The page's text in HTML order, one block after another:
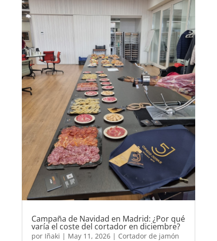
Campaña de Navidad en Madrid: ¿Por qué
varía el coste del cortador en diciembre?
por Iñaki | May 11, 2026| Cortador de jamón